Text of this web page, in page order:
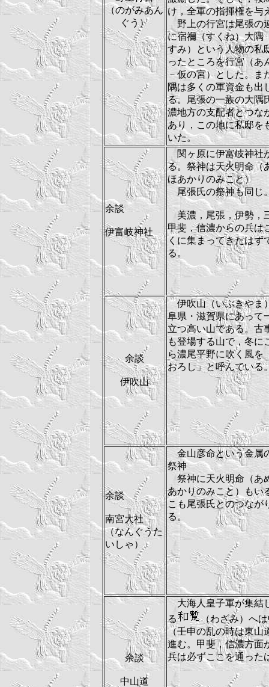
（のがみあん
ぐう）
け，全軍の指揮権を与
野上の行宮は尾張の
に宿禰（すくね）大隅
すみ）という人物の私
ったところを行宮（あ
－仮の宮）とした。ま
隅は多くの軍資金も出
る。尾張の一族の大隅
濃地方の支配者とつな
あり，この地に私邸を
いた。
余談
伊富岐神社
関ヶ原に伊富岐神社
る。祭神は天火明命（
ほあかりのみこと）
尾張氏の祭神も同じ
美濃，尾張，伊勢，
甲斐，信濃からの兵は
くに集まってきたはず
る。
余談
伊吹山
伊吹山（いぶきやま
阜県・滋賀県にあって
立つ高い山である。古
も登場する山で，冬に
ら濃尾平野に吹く風を
おろし」と呼んでいる
余談
南宮大社
（なんぐうた
いしゃ）
金山彦命という金属
祭神
祭神に天火明命（あ
あかりのみこと）もい
こも尾張氏とのつなが
る。
余談
中山道
大海人皇子軍が集結
る
（わざみ）へ
（壬申の乱の時は東山
進む。甲斐，信濃方面
兵は必ずここを通った